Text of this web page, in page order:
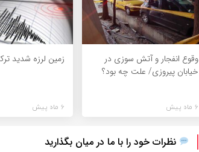
وقوع انفجار و آتش سوزی در
خیابان پیروزی/ علت چه بود؟
6 ماه پیش
زمین لرزه شدید
6 ماه پیش
نظرات خود را با ما در میان بگذارید